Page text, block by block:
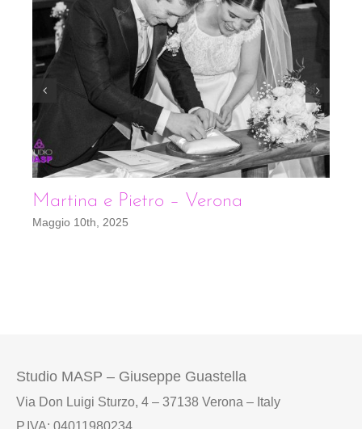
Martina e Pietro – Verona
Maggio 10th, 2025
Studio MASP – Giuseppe Guastella
Via Don Luigi Sturzo, 4 – 37138 Verona – Italy
P.IVA: 04011980234